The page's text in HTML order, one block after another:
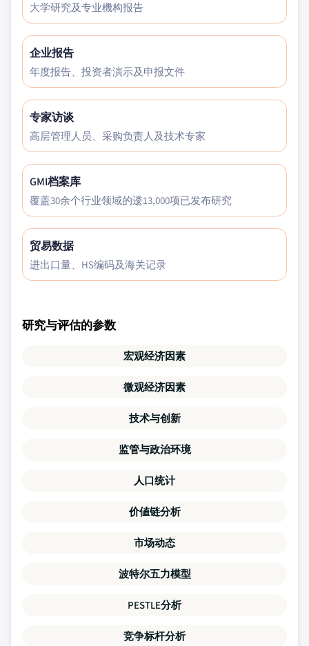
大学研究及专业機构报告
企业报告
年度报告、投资者演示及申报文件
专家访谈
高层管理人员、采购负责人及技术专家
GMI档案库
覆盖30余个行业领域的逶13,000项已发布研究
贸易数据
进出口量、HS编码及海关记录
研究与评估的参数
宏观经济因素
微观经济因素
技术与创新
监管与政治环境
人口统计
价値链分析
市场动态
波特尔五力模型
PESTLE分析
竞争标杆分析